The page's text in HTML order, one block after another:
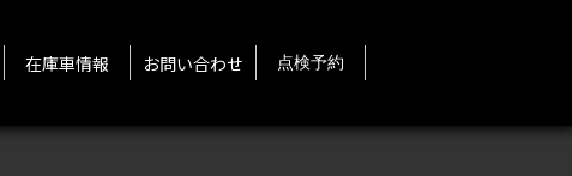
在庫車情報 お問い合わせ 点検予約